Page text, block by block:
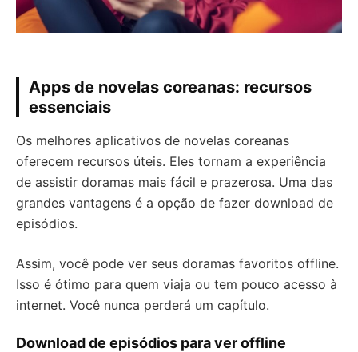
Apps de novelas coreanas: recursos
essenciais
Os melhores aplicativos de novelas coreanas
oferecem recursos úteis. Eles tornam a experiência
de assistir doramas mais fácil e prazerosa. Uma das
grandes vantagens é a opção de fazer download de
episódios.
Assim, você pode ver seus doramas favoritos offline.
Isso é ótimo para quem viaja ou tem pouco acesso à
internet. Você nunca perderá um capítulo.
Download de episódios para ver offline